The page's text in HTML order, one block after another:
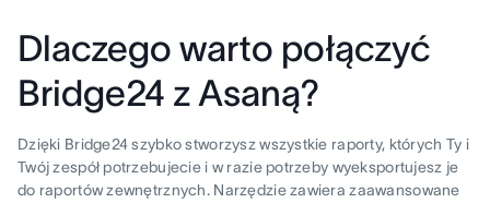
Dlaczego warto połączyć
Bridge24 z Asaną?
Dzięki Bridge24 szybko stworzysz wszystkie raporty, których Ty i
Twój zespół potrzebujecie i w razie potrzeby wyeksportujesz je
do raportów zewnętrznych. Narzędzie zawiera zaawansowane